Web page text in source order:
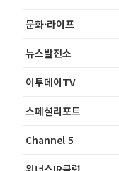
문화·라이프
뉴스발전소
이투데이TV
스페셜리포트
Channel 5